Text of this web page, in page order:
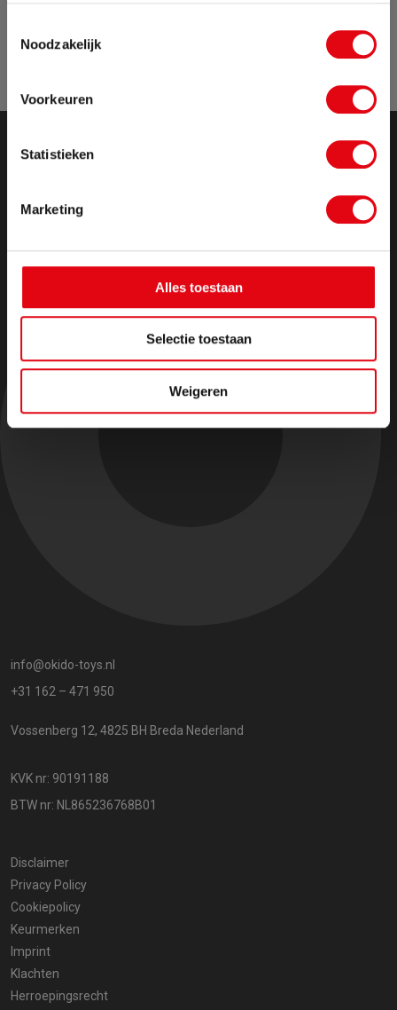
Noodzakelijk
Voorkeuren
Statistieken
Marketing
Alles toestaan
Selectie toestaan
Weigeren
vakantie. Bestellingen die in deze periode worden
info@okido-toys.nl
+31 162 – 471 950
Vossenberg 12, 4825 BH Breda Nederland
KVK nr: 90191188
BTW nr: NL865236768B01
Disclaimer
Privacy Policy
Cookiepolicy
Keurmerken
Imprint
Klachten
Herroepingsrecht